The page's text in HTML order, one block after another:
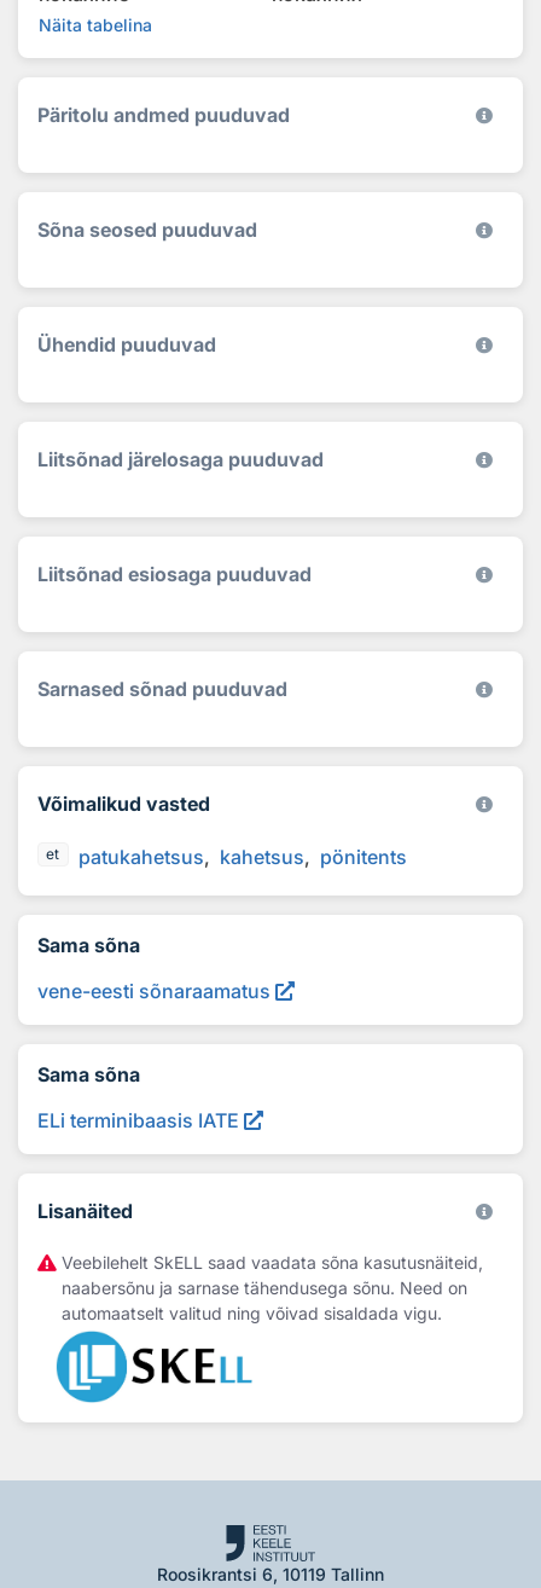
Näita tabelina
Päritolu andmed puuduvad
Sõna seosed puuduvad
Ühendid puuduvad
Liitsõnad järelosaga puuduvad
Liitsõnad esiosaga puuduvad
Sarnased sõnad puuduvad
Võimalikud vasted
et patukahetsus kahetsus pönitents
Sama sõna
vene-eesti sõnaraamatus
Sama sõna
ELi terminibaasis IATE
Lisanäited
Veebilehelt SkELL saad vaadata sõna kasutusnäiteid,
naabersõnu ja sarnase tähendusega sõnu. Need on
automaatselt valitud ning võivad sisaldada vigu.
Roosikrantsi 6, 10119 Tallinn